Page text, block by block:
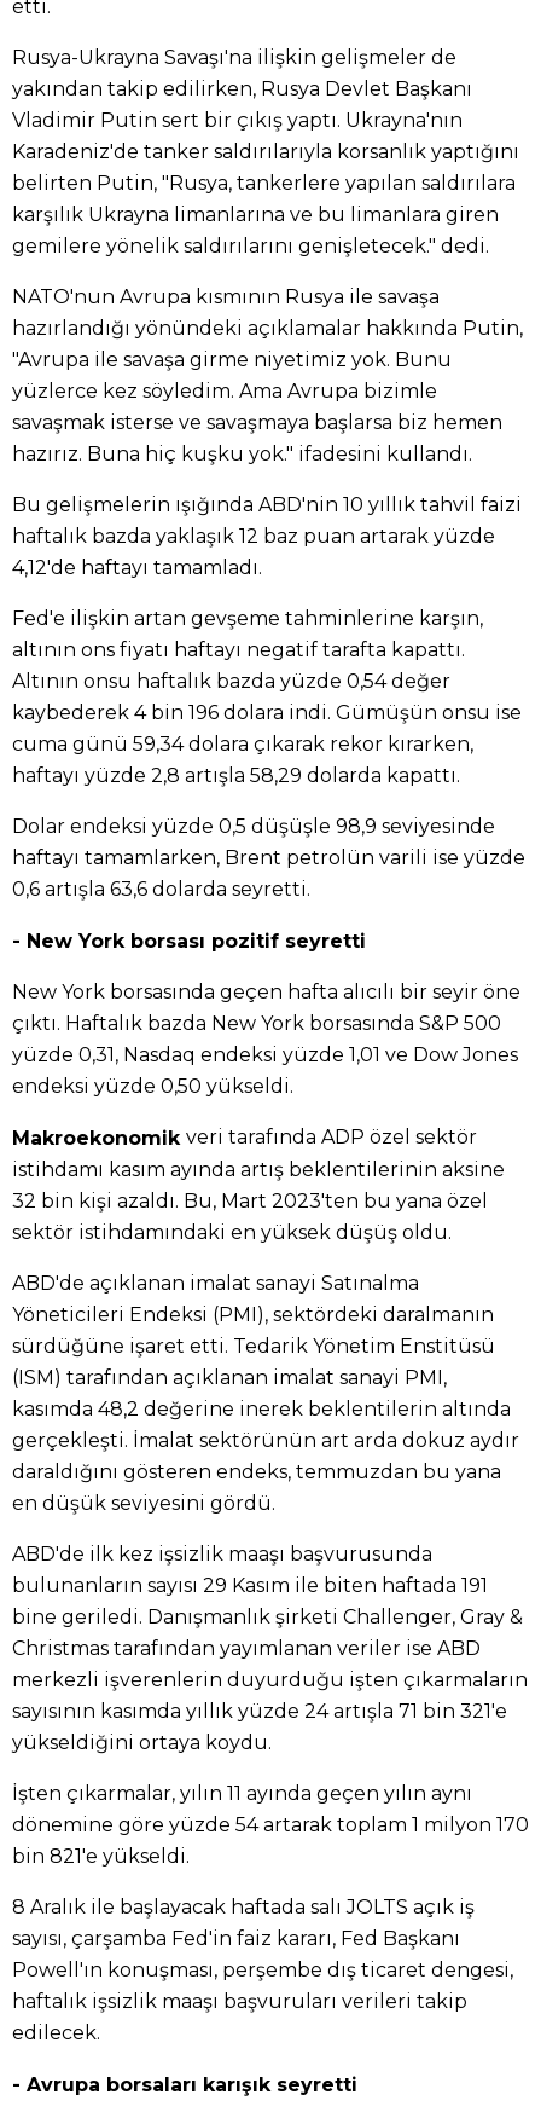
etti.
Rusya-Ukrayna Savaşı'na ilişkin gelişmeler de
yakından takip edilirken, Rusya Devlet Başkanı
Vladimir Putin sert bir çıkış yaptı. Ukrayna'nın
Karadeniz'de tanker saldırılarıyla korsanlık yaptığını
belirten Putin, "Rusya, tankerlere yapılan saldırılara
karşılık Ukrayna limanlarına ve bu limanlara giren
gemilere yönelik saldırılarını genişletecek." dedi.
NATO'nun Avrupa kısmının Rusya ile savaşa
hazırlandığı yönündeki açıklamalar hakkında Putin,
"Avrupa ile savaşa girme niyetimiz yok. Bunu
yüzlerce kez söyledim. Ama Avrupa bizimle
savaşmak isterse ve savaşmaya başlarsa biz hemen
hazırız. Buna hiç kuşku yok." ifadesini kullandı.
Bu gelişmelerin ışığında ABD'nin 10 yıllık tahvil faizi
haftalık bazda yaklaşık 12 baz puan artarak yüzde
4,12'de haftayı tamamladı.
Fed'e ilişkin artan gevşeme tahminlerine karşın,
altının ons fiyatı haftayı negatif tarafta kapattı.
Altının onsu haftalık bazda yüzde 0,54 değer
kaybederek 4 bin 196 dolara indi. Gümüşün onsu ise
cuma günü 59,34 dolara çıkarak rekor kırarken,
haftayı yüzde 2,8 artışla 58,29 dolarda kapattı.
Dolar endeksi yüzde 0,5 düşüşle 98,9 seviyesinde
haftayı tamamlarken, Brent petrolün varili ise yüzde
0,6 artışla 63,6 dolarda seyretti.
- New York borsası pozitif seyretti
New York borsasında geçen hafta alıcılı bir seyir öne
çıktı. Haftalık bazda New York borsasında S&P 500
yüzde 0,31, Nasdaq endeksi yüzde 1,01 ve Dow Jones
endeksi yüzde 0,50 yükseldi.
Makroekonomik veri tarafında ADP özel sektör
istihdamı kasım ayında artış beklentilerinin aksine
32 bin kişi azaldı. Bu, Mart 2023'ten bu yana özel
sektör istihdamındaki en yüksek düşüş oldu.
ABD'de açıklanan imalat sanayi Satınalma
Yöneticileri Endeksi (PMI), sektördeki daralmanın
sürdüğüne işaret etti. Tedarik Yönetim Enstitüsü
(ISM) tarafından açıklanan imalat sanayi PMI,
kasımda 48,2 değerine inerek beklentilerin altında
gerçekleşti. İmalat sektörünün art arda dokuz aydır
daraldığını gösteren endeks, temmuzdan bu yana
en düşük seviyesini gördü.
ABD'de ilk kez işsizlik maaşı başvurusunda
bulunanların sayısı 29 Kasım ile biten haftada 191
bine geriledi. Danışmanlık şirketi Challenger, Gray &
Christmas tarafından yayımlanan veriler ise ABD
merkezli işverenlerin duyurduğu işten çıkarmaların
sayısının kasımda yıllık yüzde 24 artışla 71 bin 321'e
yükseldiğini ortaya koydu.
İşten çıkarmalar, yılın 11 ayında geçen yılın aynı
dönemine göre yüzde 54 artarak toplam 1 milyon 170
bin 821'e yükseldi.
8 Aralık ile başlayacak haftada salı JOLTS açık iş
sayısı, çarşamba Fed'in faiz kararı, Fed Başkanı
Powell'ın konuşması, perşembe dış ticaret dengesi,
haftalık işsizlik maaşı başvuruları verileri takip
edilecek.
- Avrupa borsaları karışık seyretti